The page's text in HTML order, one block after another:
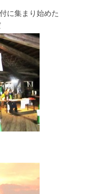
に集まり始めた